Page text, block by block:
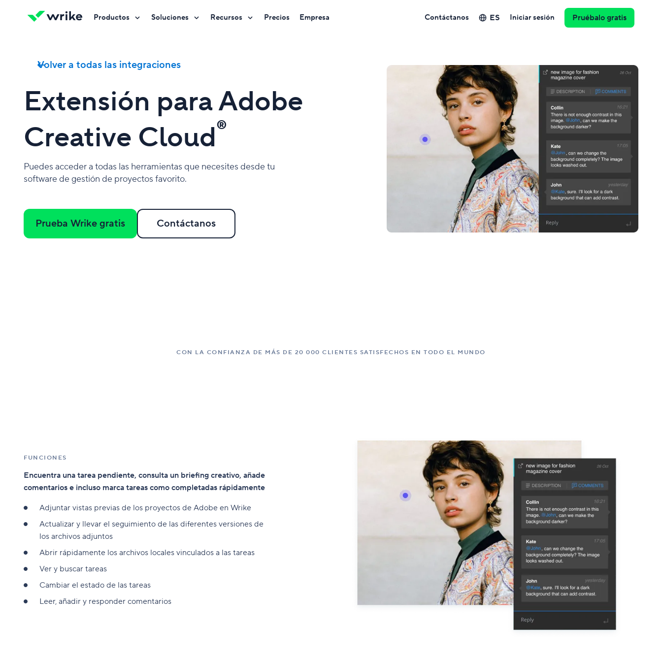
Productos Soluciones Recursos Precios Empresa Contáctanos ES Iniciar sesión Pruébalo gratis
Volver a todas las integraciones
Extensión para Adobe
Creative Cloud®
Puedes acceder a todas las herramientas que necesites desde tu
software de gestión de proyectos favorito.
Prueba Wrike gratis Contáctanos
CON LA CONFIANZA DE MÁS DE 20 000 CLIENTES SATISFECHOS EN TODO EL MUNDO
FUNCIONES
Encuentra una tarea pendiente, consulta un briefing creativo, añade
comentarios e incluso marca tareas como completadas rápidamente
Adjuntar vistas previas de los proyectos de Adobe en Wrike
Actualizar y llevar el seguimiento de las diferentes versiones de
los archivos adjuntos
Abrir rápidamente los archivos locales vinculados a las tareas
Ver y buscar tareas
Cambiar el estado de las tareas
Leer, añadir y responder comentarios